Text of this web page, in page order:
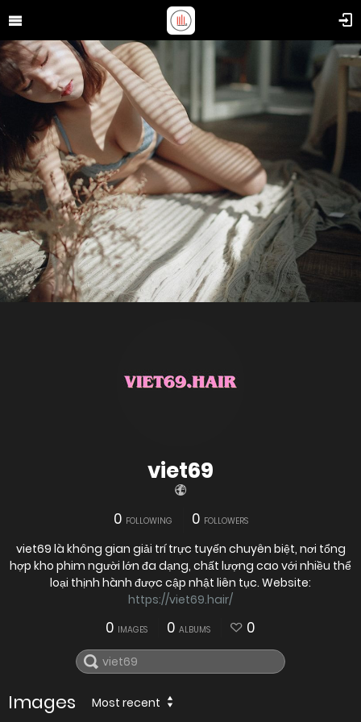
viet69
0 FOLLOWING 0 FOLLOWERS
viet69 là không gian giải trí trực tuyến chuyên biệt, nơi tổng
hợp kho phim người lớn đa dạng, chất lượng cao với nhiều thể
loại thịnh hành được cập nhật liên tục. Website:
https://viet69.hair/
0 IMAGES 0 ALBUMS 0
Images Most recent